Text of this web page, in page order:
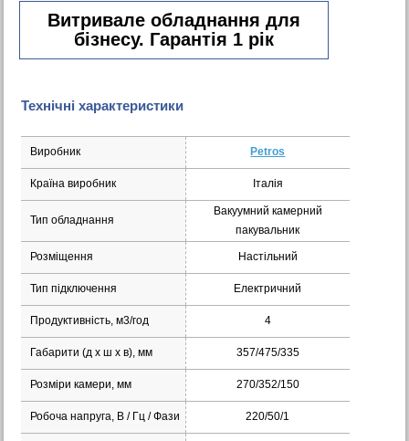
Витривале обладнання для
бізнесу. Гарантія 1 рік
Технічні характеристики
Виробник Petros
Країна виробник Італія
Тип обладнання
Вакуумний камерний
пакувальник
Розміщення Настільний
Тип підключення Електричний
Продуктивність, м3/год 4
Габарити (д х ш x в), мм 357/475/335
Розміри камери, мм 270/352/150
Робоча напруга, В / Гц / Фази 220/50/1